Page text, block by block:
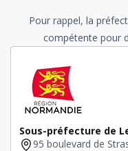
Pour rappel, la
compétente pour
Sous-préfecture de
95 boulevard de